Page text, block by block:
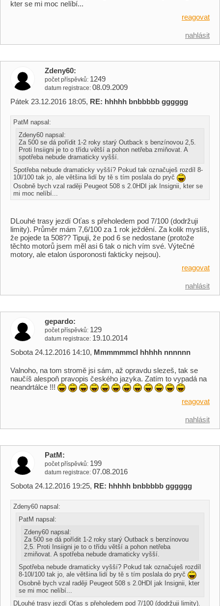
kter se mi moc nelíbí...
reagovat
nahlásit
Zdeny60
počet příspěvků 1249
datum registrace 08.09.2009
Pátek 23.12.2016 18:05, RE: hhhhh bnbbbbb gggggg
PatM napsal:
Zdeny60 napsal:
Za 500 se dá pořídit 1-2 roky starý Outback s benzínovou 2,5.
Proti Insiigni je to o třídu větší a pohon netřeba zmiňovat. A
spotřeba nebude dramaticky vyšší.
Spotřeba nebude dramaticky vyšší? Pokud tak označuješ rozdíl 8-
10l/100 tak jo, ale většina lidí by tě s tím poslala do pryč
Osobně bych vzal raději Peugeot 508 s 2.0HDI jak Insignii, kter se
mi moc nelíbí...
DLouhé trasy jezdí Oťas s přeholedem pod 7/100 (dodržuji
limity). Průměr mám 7,6/100 za 1 rok ježdění. Za kolik myslíš,
že pojede ta 508?? Tipuji, že pod 6 se nedostane (protože
těchto motorů jsem měl asi 6 tak o nich vím své. Výtečné
motory, ale etalon úsporonosti fakticky nejsou).
reagovat
nahlásit
gepardo
počet příspěvků 129
datum registrace 19.10.2014
Sobota 24.12.2016 14:10, Mmmmmmcl hhhhh nnnnnn
Valnoho, na tom stromě jsi sám, až opravdu slezeš, tak se
naučíš alespoň pravopis českého jazyka. Zatím to vypadá na
neandrtálce !!!
reagovat
nahlásit
PatM
počet příspěvků 199
datum registrace 07.08.2016
Sobota 24.12.2016 19:25, RE: hhhhh bnbbbbb gggggg
Zdeny60 napsal:
PatM napsal:
Zdeny60 napsal:
Za 500 se dá pořídit 1-2 roky starý Outback s benzínovou
2,5. Proti Insiigni je to o třídu větší a pohon netřeba
zmiňovat. A spotřeba nebude dramaticky vyšší.
Spotřeba nebude dramaticky vyšší? Pokud tak označuješ rozdíl
8-10l/100 tak jo, ale většina lidí by tě s tím poslala do pryč
Osobně bych vzal raději Peugeot 508 s 2.0HDI jak Insignii, kter
se mi moc nelíbí...
DLouhé trasy jezdí Oťas s přeholedem pod 7/100 (dodržuji limity).